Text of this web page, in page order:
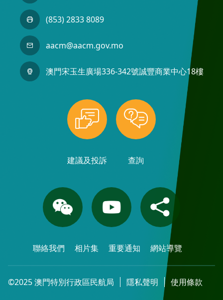
(853) 2833 8089
aacm@aacm.gov.mo
澳門宋玉生廣場336-342號誠豐商業中心18樓
建議及投訴 查詢
聯絡我們 相片集 重要通知 網站導覽
©2025 澳門特別行政區民航局 隱私聲明 使用條款